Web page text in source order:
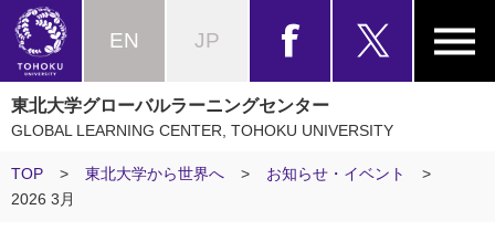
EN JP
東北大学グローバルラーニングセンター
GLOBAL LEARNING CENTER, TOHOKU UNIVERSITY
TOP > 東北大学から世界へ > お知らせ・イベント
>
2026 3月